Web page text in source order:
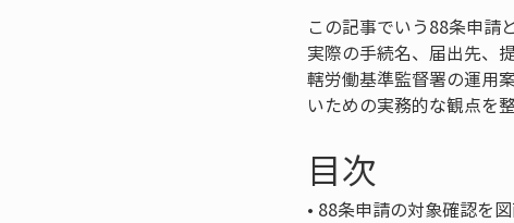
この記事でいう88条申請
実際の手続名、届出先、
轄労働基準監督署の運用
いための実務的な観点を整
目次
•